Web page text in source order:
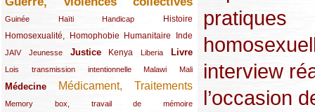
(149/289)
Guinée
(12/289) Haïti
(15/289) Handicap
(10/289) Histoire
(49/289)
Homosexualité, Homophobie
(44/289) Humanitaire
(47/289) Inde
(34/289)
JAIV
(10/289)Jeunesse
(21/289) Justice
(65/289) Kenya
(35/289) Liberia
(25/289) Livre
(62/289)
Lois transmission intentionnelle
(24/289) Malawi
(11/289) Mali
(21/289)
Médecine
(62/289) Médicament, Traitements
(142/289)
Memory box, travail de mémoire
(11/289)
pratiques
interview
l’occasion